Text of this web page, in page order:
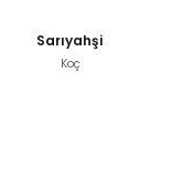
Sarıyahşi
Koç